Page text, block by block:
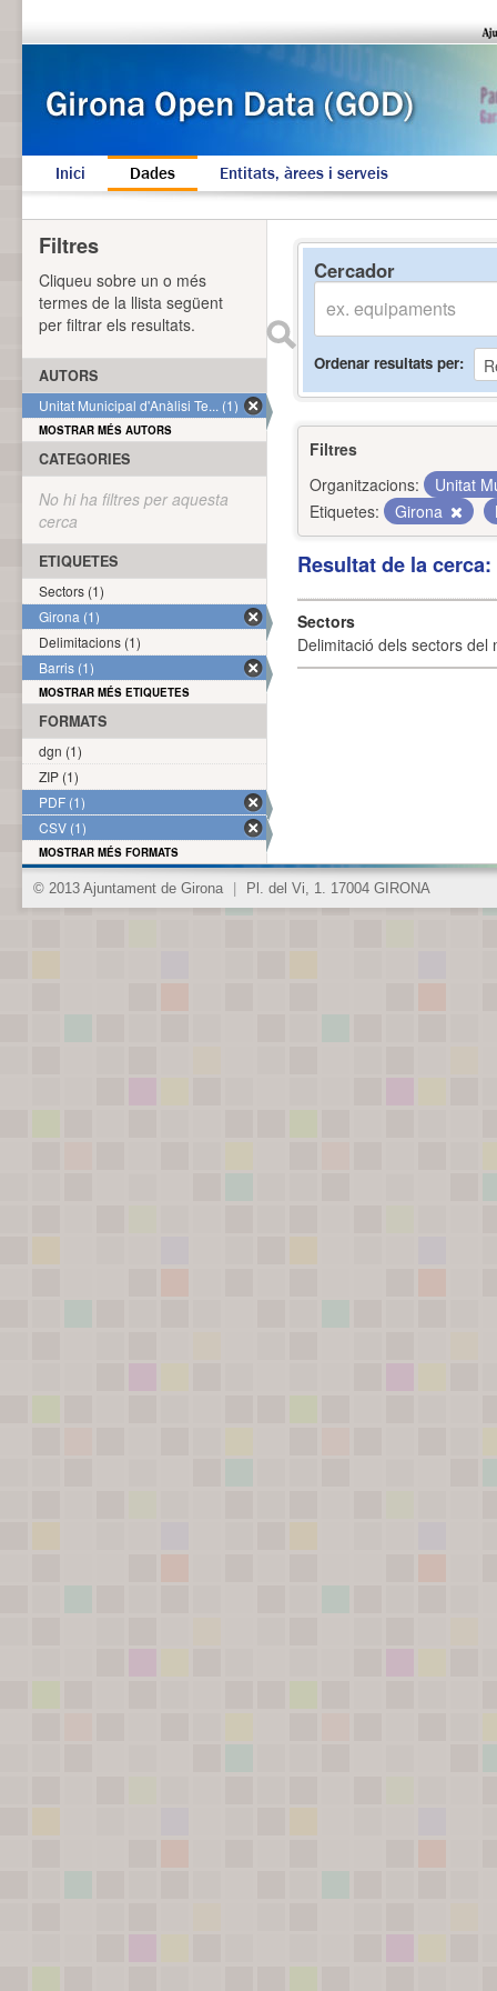
Inici Dades Entitats, àrees i serveis
Cercador
Ordenar resultats per
Filtres
Organitzacions:
Unitat
Etiquetes:
Girona
Resultat de la
Sectors
Delimitació dels sectors del
Filtres
Cliqueu sobre un o més
termes de la llista següent
per filtrar els resultats.
AUTORS
Unitat Municipal d'Anàlisi Te... (1)
MOSTRAR MÉS AUTORS
CATEGORIES
No hi ha filtres per aquesta
cerca
ETIQUETES
Sectors (1)
Girona (1)
Delimitacions (1)
Barris (1)
MOSTRAR MÉS ETIQUETES
FORMATS
dgn (1)
ZIP (1)
PDF (1)
CSV (1)
MOSTRAR MÉS FORMATS
© 2013 Ajuntament de Girona Pl. del Vi, 1. 17004 GIRONA